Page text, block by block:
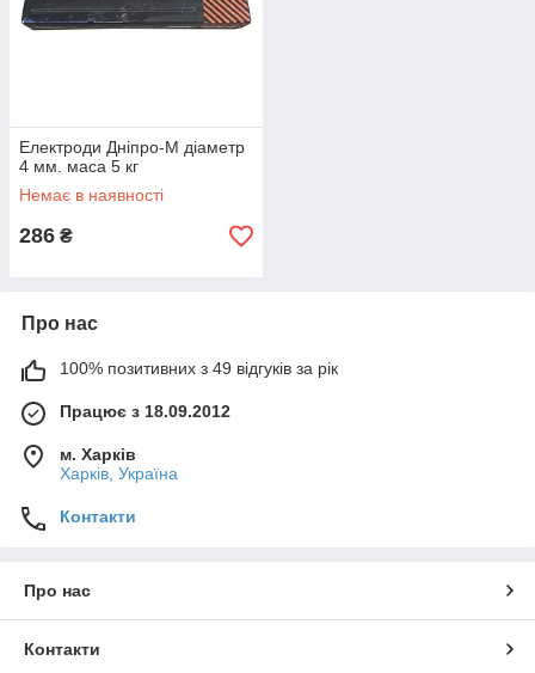
Електроди Дніпро-М діаметр
4 мм. маса 5 кг
Немає в наявності
286 ₴
Про нас
100% позитивних з 49 відгуків за рік
Працює з 18.09.2012
м. Харків
Харків, Україна
Контакти
Про нас
Контакти